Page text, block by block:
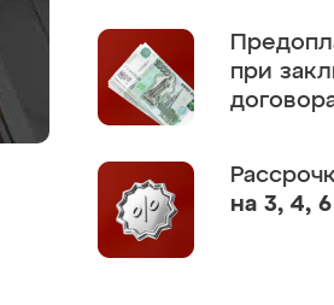
при
на 3, 4,